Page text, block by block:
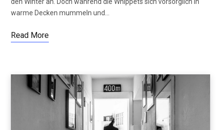
den Winter an. Doch während die Whippets sich vorsorglich in
warme Decken mummeln und…
Read More